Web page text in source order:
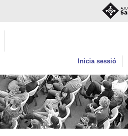
Inicia sessió